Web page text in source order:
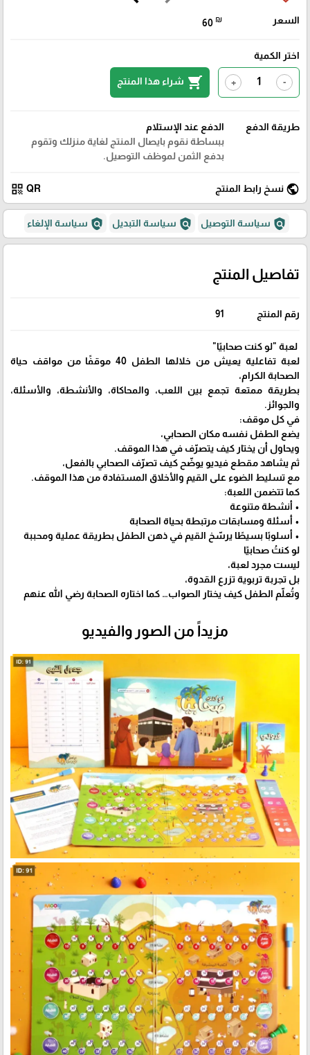
السعر 60 ₪
اختر الكمية
-
+
shopping_cart شراء هذا المنتج
طريقة الدفع
الدفع عند الإستلام
ببساطة نقوم بايصال المنتج لغاية منزلك وتقوم
بدفع الثمن لموظف التوصيل.
public نسخ رابط المنتج QR
qr_code
policy سياسة التوصيل policy سياسة التبديل policy سياسة الإلغاء
تفاصيل المنتج
رقم المنتج 91
⁨ لعبة "لو كنت صحابيًا"
لعبة تفاعلية يعيش من خلالها الطفل 40 موقفًا من مواقف حياة
الصحابة الكرام،
بطريقة ممتعة تجمع بين اللعب، والمحاكاة، والأنشطة، والأسئلة،
والجوائز.
في كل موقف:
يضع الطفل نفسه مكان الصحابي،
ويحاول أن يختار كيف يتصرّف في هذا الموقف.
ثم يشاهد مقطع فيديو يوضّح كيف تصرّف الصحابي بالفعل،
مع تسليط الضوء على القيم والأخلاق المستفادة من هذا الموقف.
كما تتضمن اللعبة:
• أنشطة متنوعة
• أسئلة ومسابقات مرتبطة بحياة الصحابة
• أسلوبًا بسيطًا يرسّخ القيم في ذهن الطفل بطريقة عملية ومحببة
لو كنتُ صحابيًا
ليست مجرد لعبة،
بل تجربة تربوية تزرع القدوة،
وتُعلّم الطفل كيف يختار الصواب… كما اختاره الصحابة رضي الله عنهم⁩
مزيداً من الصور والفيديو